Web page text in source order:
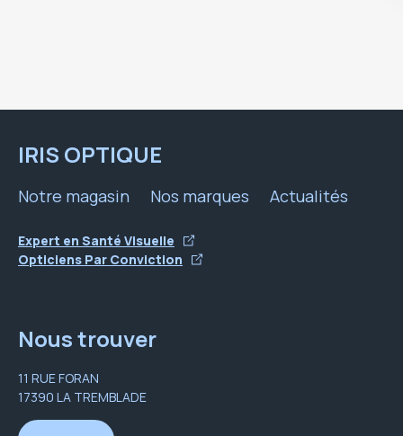
IRIS OPTIQUE
Notre magasin Nos marques Actualités
Expert en Santé Visuelle
Opticiens Par Conviction
Nous trouver
11 RUE FORAN
17390 LA TREMBLADE